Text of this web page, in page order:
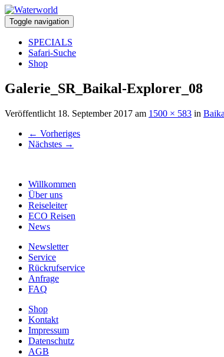
Toggle navigation
SPECIALS
Safari-Suche
Shop
Galerie_SR_Baikal-Explorer_08
Veröffentlicht 18. September 2017 am 1500 × 583 in
← Vorheriges
Nächstes →
Willkommen
Über uns
Reiseleiter
ECO Reisen
News
Newsletter
Service
Rückrufservice
Anfrage
FAQ
Shop
Kontakt
Impressum
Datenschutz
AGB